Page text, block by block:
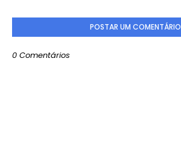
POSTAR UM COMENTÁRIO
0 Comentários